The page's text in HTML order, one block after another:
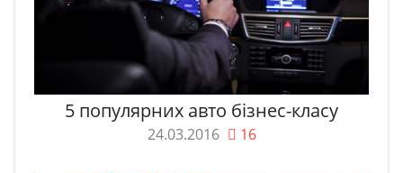
5 популярних авто бізнес-класу
24.03.2016 16